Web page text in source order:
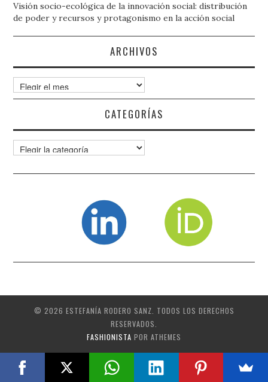
Visión socio-ecológica de la innovación social: distribución
de poder y recursos y protagonismo en la acción social
ARCHIVOS
Archivos
CATEGORÍAS
Categorías
© 2026 ESTEFANÍA RODERO SANZ. TODOS LOS DERECHOS
RESERVADOS.
FASHIONISTA POR ATHEMES